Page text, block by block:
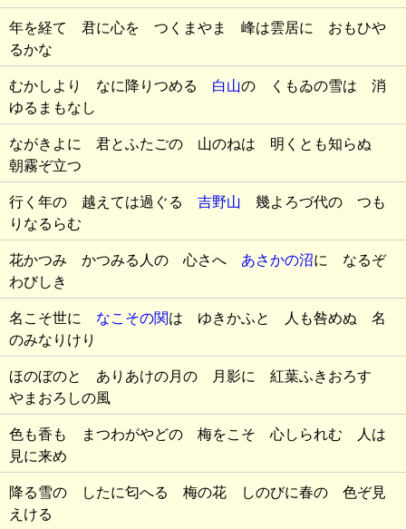
年を経て 君に心を つくまやま 峰は雲居に おもひや
るかな
むかしより なに降りつめる 白山の くもゐの雪は 消
ゆるまもなし
ながきよに 君とふたごの 山のねは 明くとも知らぬ
朝霧ぞ立つ
行く年の 越えては過ぐる 吉野山 幾よろづ代の つも
りなるらむ
花かつみ かつみる人の 心さへ あさかの沼に なるぞ
わびしき
名こそ世に なこその関は ゆきかふと 人も咎めぬ 名
のみなりけり
ほのぼのと ありあけの月の 月影に 紅葉ふきおろす
やまおろしの風
色も香も まつわがやどの 梅をこそ 心しられむ 人は
見に来め
降る雪の したに匂へる 梅の花 しのびに春の 色ぞ見
えける